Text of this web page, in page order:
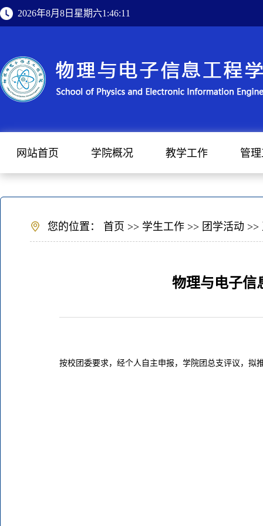
2026年8月8日星期六1:46:11
网站首页 学院概况 教学工作 管
您的位置： 首页 >> 学生工作 >> 团学活动 >>
物理与电子信
按校团委要求，经个人自主申报，学院团总支评议，拟